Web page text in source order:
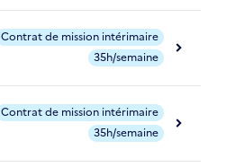
Contrat de mission intérimaire
35h/semaine
Contrat de mission intérimaire
35h/semaine